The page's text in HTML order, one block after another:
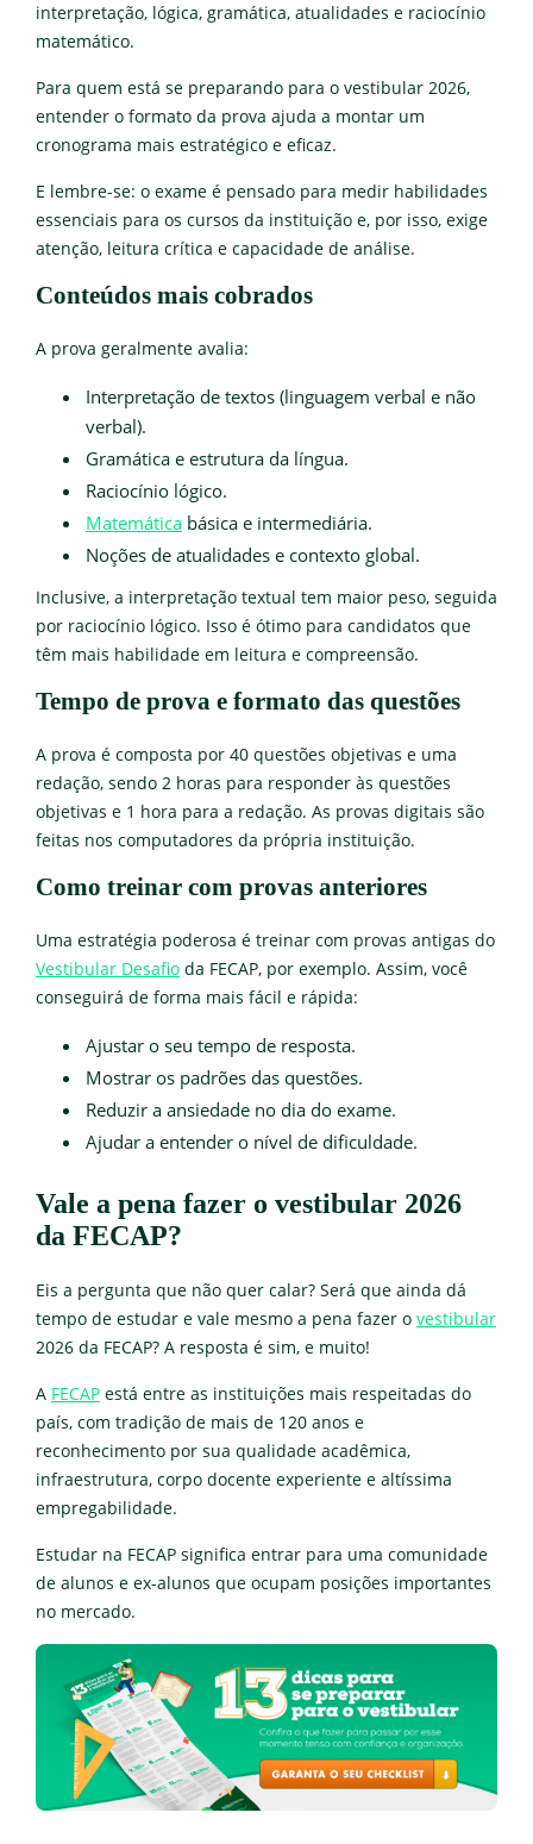
interpretação, lógica, gramática, atualidades e raciocínio
matemático.
Para quem está se preparando para o vestibular 2026,
entender o formato da prova ajuda a montar um
cronograma mais estratégico e eficaz.
E lembre-se: o exame é pensado para medir habilidades
essenciais para os cursos da instituição e, por isso, exige
atenção, leitura crítica e capacidade de análise.
Conteúdos mais cobrados
A prova geralmente avalia:
Interpretação de textos (linguagem verbal e não
verbal).
Gramática e estrutura da língua.
Raciocínio lógico.
Matemática básica e intermediária.
Noções de atualidades e contexto global.
Inclusive, a interpretação textual tem maior peso, seguida
por raciocínio lógico. Isso é ótimo para candidatos que
têm mais habilidade em leitura e compreensão.
Tempo de prova e formato das questões
A prova é composta por 40 questões objetivas e uma
redação, sendo 2 horas para responder às questões
objetivas e 1 hora para a redação. As provas digitais são
feitas nos computadores da própria instituição.
Como treinar com provas anteriores
Uma estratégia poderosa é treinar com provas antigas do
Vestibular Desafio da FECAP, por exemplo. Assim, você
conseguirá de forma mais fácil e rápida:
Ajustar o seu tempo de resposta.
Mostrar os padrões das questões.
Reduzir a ansiedade no dia do exame.
Ajudar a entender o nível de dificuldade.
Vale a pena fazer o vestibular 2026
da FECAP?
Eis a pergunta que não quer calar? Será que ainda dá
tempo de estudar e vale mesmo a pena fazer o vestibular
2026 da FECAP? A resposta é sim, e muito!
A FECAP está entre as instituições mais respeitadas do
país, com tradição de mais de 120 anos e
reconhecimento por sua qualidade acadêmica,
infraestrutura, corpo docente experiente e altíssima
empregabilidade.
Estudar na FECAP significa entrar para uma comunidade
de alunos e ex-alunos que ocupam posições importantes
no mercado.